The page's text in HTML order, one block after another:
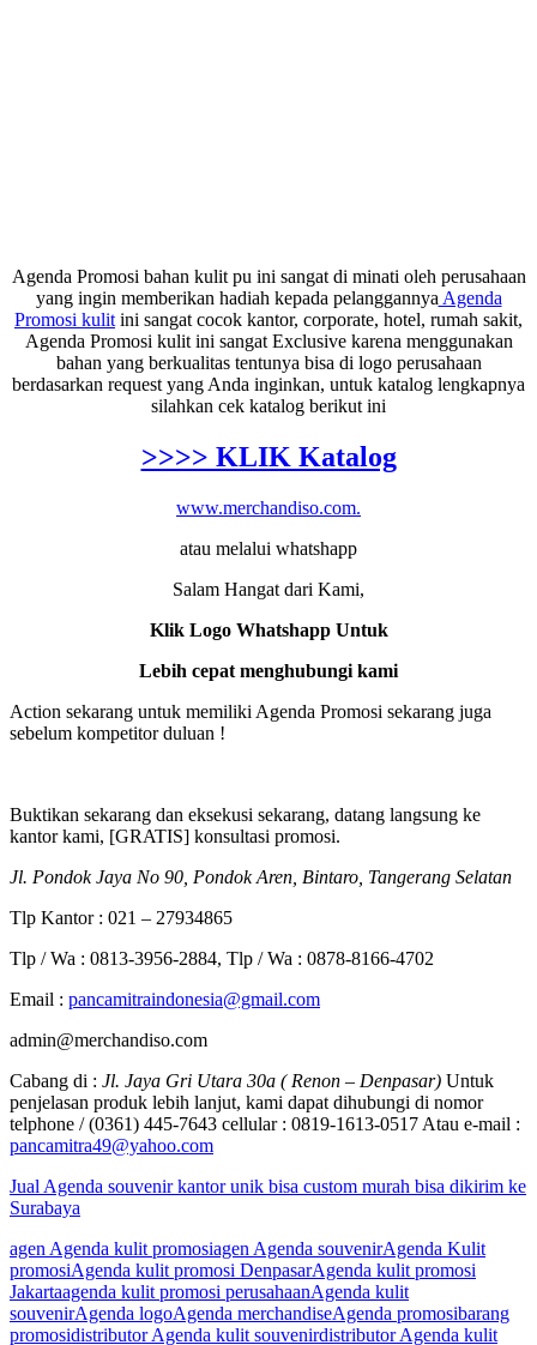
Agenda Promosi bahan kulit pu ini sangat di minati oleh perusahaan
yang ingin memberikan hadiah kepada pelanggannya Agenda
Promosi kulit ini sangat cocok kantor, corporate, hotel, rumah sakit,
Agenda Promosi kulit ini sangat Exclusive karena menggunakan
bahan yang berkualitas tentunya bisa di logo perusahaan
berdasarkan request yang Anda inginkan, untuk katalog lengkapnya
silahkan cek katalog berikut ini
>>>> KLIK Katalog
www.merchandiso.com.
atau melalui whatshapp
Salam Hangat dari Kami,
Klik Logo Whatshapp Untuk
Lebih cepat menghubungi kami
Action sekarang untuk memiliki Agenda Promosi sekarang juga
sebelum kompetitor duluan !
Buktikan sekarang dan eksekusi sekarang, datang langsung ke
kantor kami, [GRATIS] konsultasi promosi.
Jl. Pondok Jaya No 90, Pondok Aren, Bintaro, Tangerang Selatan
Tlp Kantor : 021 – 27934865
Tlp / Wa : 0813-3956-2884, Tlp / Wa : 0878-8166-4702
Email : pancamitraindonesia@gmail.com
admin@merchandiso.com
Cabang di : Jl. Jaya Gri Utara 30a ( Renon – Denpasar) Untuk
penjelasan produk lebih lanjut, kami dapat dihubungi di nomor
telphone / (0361) 445-7643 cellular : 0819-1613-0517 Atau e-mail :
pancamitra49@yahoo.com
Jual Agenda souvenir kantor unik bisa custom murah bisa dikirim ke
Surabaya
agen Agenda kulit promosiagen Agenda souvenirAgenda Kulit
promosiAgenda kulit promosi DenpasarAgenda kulit promosi
Jakartaagenda kulit promosi perusahaanAgenda kulit
souvenirAgenda logoAgenda merchandiseAgenda promosibarang
promosidistributor Agenda kulit souvenirdistributor Agenda kulit